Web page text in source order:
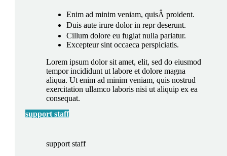
Enim ad minim veniam, quisÂ proident.
Duis aute irure dolor in repr deserunt.
Cillum dolore eu fugiat nulla pariatur.
Excepteur sint occaeca perspiciatis.
Lorem ipsum dolor sit amet, elit, sed do eiusmod
tempor incididunt ut labore et dolore magna
aliqua. Ut enim ad minim veniam, quis nostrud
exercitation ullamco laboris nisi ut aliquip ex ea
consequat.
support staff
support staff